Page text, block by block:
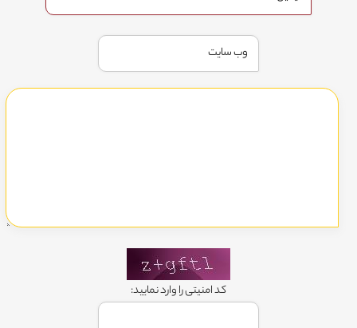
کد امنیتی را وارد نمایید: